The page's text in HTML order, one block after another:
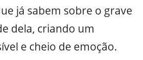
já sabem sobre o grave
dela, criando um
e cheio de emoção.